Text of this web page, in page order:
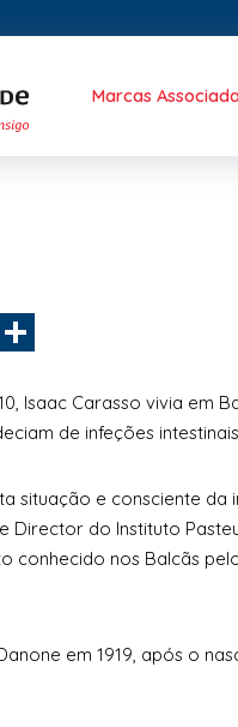
Marcas
Isaac Carasso vivia em
de infeções
situação e consciente da
Director do Instituto
conhecido nos Balcãs
em 1919, após o